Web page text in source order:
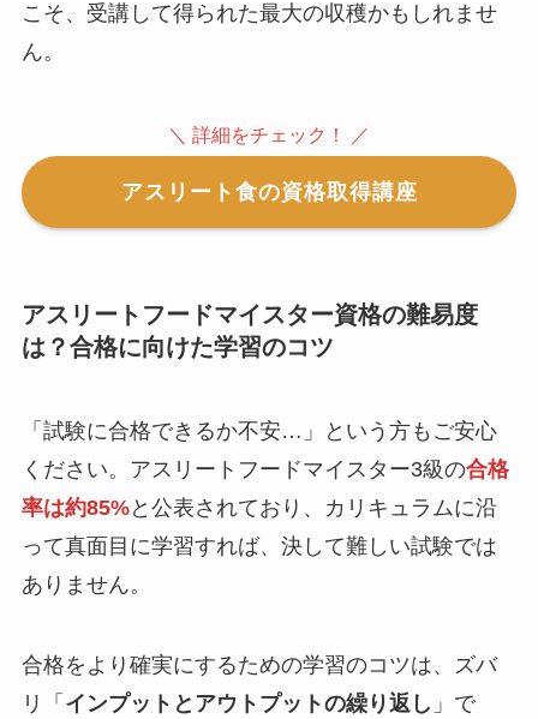
こそ、受講して得られた最大の収穫かもしれませ
ん。
＼ 詳細をチェック！ ／
アスリート食の資格取得講座
アスリートフードマイスター資格の難易度
は？合格に向けた学習のコツ
「試験に合格できるか不安…」という方もご安心
ください。アスリートフードマイスター3級の合格
率は約85%と公表されており、カリキュラムに沿
って真面目に学習すれば、決して難しい試験では
ありません。
合格をより確実にするための学習のコツは、ズバ
リ「 インプットとアウトプットの繰り返し 」で